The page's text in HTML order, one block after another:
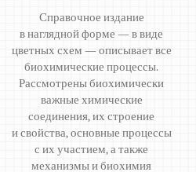
Справочное издание
в наглядной форме — в виде
цветных схем — описывает все
биохимические процессы.
Рассмотрены биохимически
важные химические
соединения, их строение
и свойства, основные процессы
с их участием, а также
механизмы и биохимия